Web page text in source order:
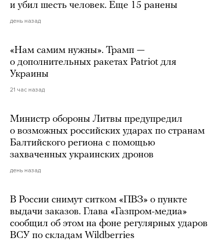
и убил шесть человек. Еще 15 ранены
день назад
«Нам самим нужны». Трамп —
о дополнительных ракетах Patriot для
Украины
21 час назад
Министр обороны Литвы предупредил
о возможных российских ударах по странам
Балтийского региона с помощью
захваченных украинских дронов
день назад
В России снимут ситком «ПВЗ» о пункте
выдачи заказов. Глава «Газпром-медиа»
сообщил об этом на фоне регулярных ударов
ВСУ по складам Wildberries